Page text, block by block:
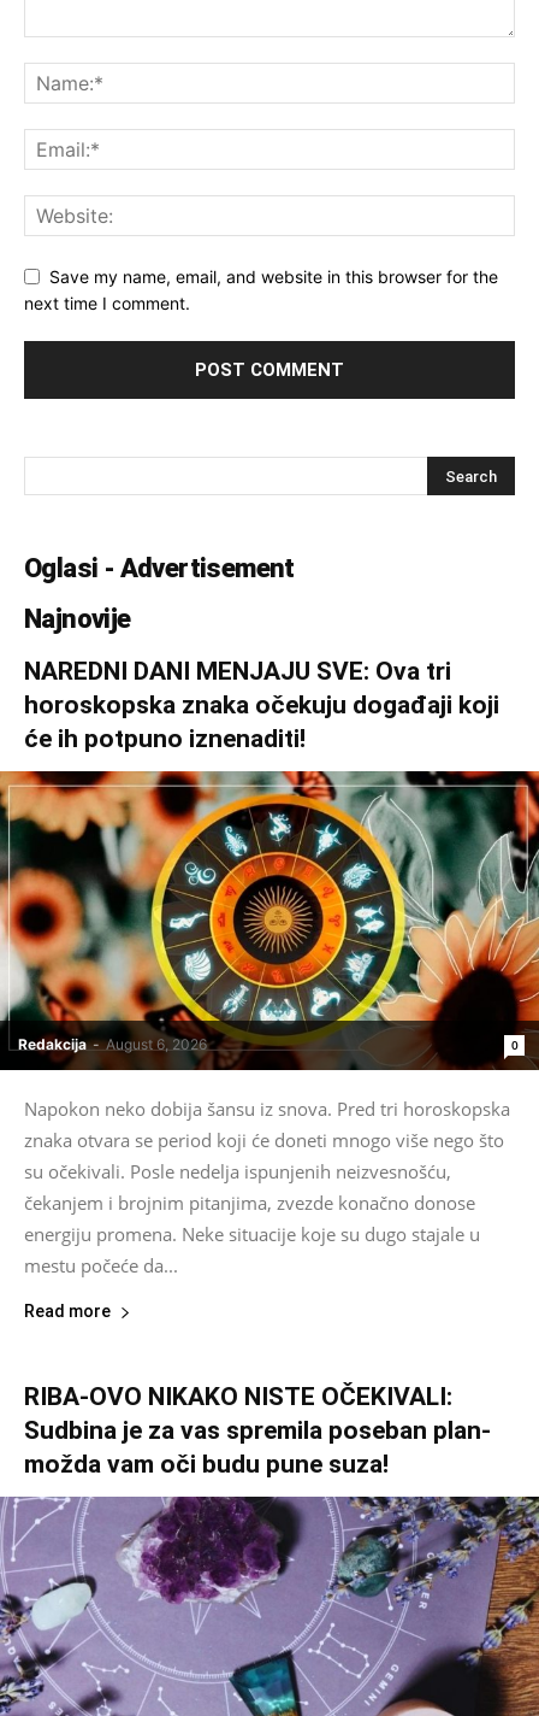
Save my name, email, and website in this browser for the
next time I comment.
Oglasi - Advertisement
Najnovije
NAREDNI DANI MENJAJU SVE: Ova tri
horoskopska znaka očekuju događaji koji
će ih potpuno iznenaditi!
Redakcija - August 6, 2026 0
Napokon neko dobija šansu iz snova. Pred tri horoskopska
znaka otvara se period koji će doneti mnogo više nego što
su očekivali. Posle nedelja ispunjenih neizvesnošću,
čekanjem i brojnim pitanjima, zvezde konačno donose
energiju promena. Neke situacije koje su dugo stajale u
mestu počeće da...
Read more
RIBA-OVO NIKAKO NISTE OČEKIVALI:
Sudbina je za vas spremila poseban plan-
možda vam oči budu pune suza!